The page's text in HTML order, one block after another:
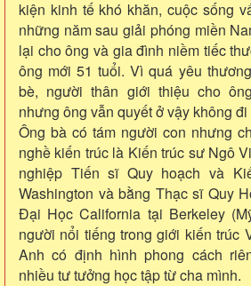
kiện kinh tế khó khăn, cuộc sống
những năm sau giải phóng miền
lại cho ông và gia đình niềm tiếc
ông mới 51 tuổi. Vì quá yêu
bè, người thân giới thiệu cho
nhưng ông vẫn quyết ở vậy không
Ông bà có tám người con nhưng
nghề kiến trúc là Kiến trúc sư Ngô
nghiệp Tiến sĩ Quy hoạch và
Washington và bằng Thạc sĩ Quy
Đại Học California tại Berkeley
người nổi tiếng trong giới kiến trúc
Anh có định hình phong cách
nhiều tư tưởng học tập từ cha mình.